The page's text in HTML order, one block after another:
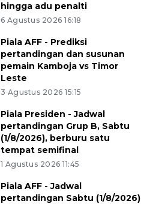
hingga adu penalti
6 Agustus 2026 16:18
Piala AFF - Prediksi
pertandingan dan susunan
pemain Kamboja vs Timor
Leste
3 Agustus 2026 15:15
Piala Presiden - Jadwal
pertandingan Grup B, Sabtu
(1/8/2026), berburu satu
tempat semifinal
1 Agustus 2026 11:45
Piala AFF - Jadwal
pertandingan Sabtu (1/8/2026)